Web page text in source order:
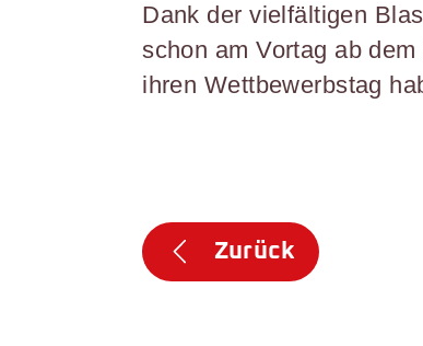
Dank der vielfältigen
schon am Vortag ab
ihren Wettbewerbstag
Zurück